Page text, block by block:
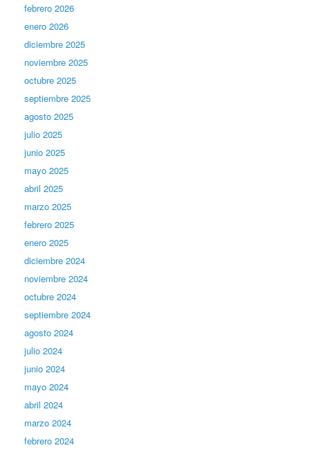
febrero 2026
enero 2026
diciembre 2025
noviembre 2025
octubre 2025
septiembre 2025
agosto 2025
julio 2025
junio 2025
mayo 2025
abril 2025
marzo 2025
febrero 2025
enero 2025
diciembre 2024
noviembre 2024
octubre 2024
septiembre 2024
agosto 2024
julio 2024
junio 2024
mayo 2024
abril 2024
marzo 2024
febrero 2024